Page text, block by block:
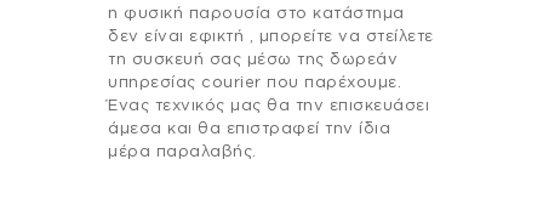
η φυσική παρουσία στο κατάστημα
δεν είναι εφικτή , μπορείτε να στείλετε
τη συσκευή σας μέσω της δωρεάν
υπηρεσίας courier που παρέχουμε.
Ένας τεχνικός μας θα την επισκευάσει
άμεσα και θα επιστραφεί την ίδια
μέρα παραλαβής.